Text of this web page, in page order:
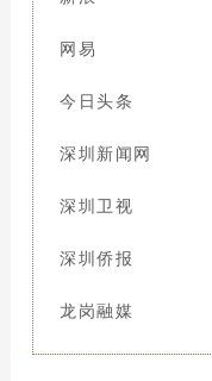
网 易
今日头条
深圳新闻 网
深圳卫视
深圳侨报
龙岗融媒